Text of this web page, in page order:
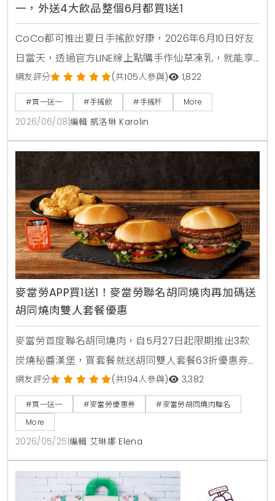
一，外送4大飲品整個6月都買1送1
CoCo都可推出夏日手搖飲好康，2026年6月10日好友
日當天，透過官方LINE線上點購手作仙草凍乳，就能享
有第2杯0元買1送1優惠。另外整個6月份，foodpanda
外送平台也同步推出茉香凍奶綠、芒果綠茶、四季珍椰
青、粉角生椰拿鐵等4大品項買1送1，讓大家在炎熱夏天
不用出門也能省錢消暑。
網友評分 (共105人參與) 1,822
#買一送一 #手搖飲 #手搖杯 More
2026/06/08 編輯 凱洛琳 Karolin
麥當勞APP買1送1！麥當勞聯名胡同燒肉再加碼送
胡同燒肉雙人套餐優惠
麥當勞首度聯名胡同燒肉，自5月27日起限期推出3款
炭燒秘醬漢堡，買套餐就送胡同雙人套餐63折優惠券。
人氣捲捲薯條同步回歸，還有西西里金選冰美式全新登
場，搭配APP年中慶享買1送1。
網友評分 (共194人參與) 3,382
#買一送一 #麥當勞優惠券
#麥當勞胡同燒肉聯名
More
2026/05/25 編輯 艾琳娜 Elena